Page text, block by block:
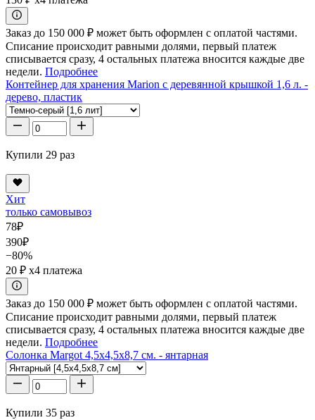
Заказ до 150 000 ₽ может быть оформлен с оплатой частями.
Списание происходит равными долями, первый платеж
списывается сразу, 4 остальных платежа вносится каждые две
недели. Подробнее
Контейнер для хранения Marion с деревянной крышкой 1,6 л. -
дерево, пластик
Купили 29 раз
Хит
только самовывоз
78₽
390₽
−80%
20 ₽ x4 платежа
Заказ до 150 000 ₽ может быть оформлен с оплатой частями.
Списание происходит равными долями, первый платеж
списывается сразу, 4 остальных платежа вносится каждые две
недели. Подробнее
Солонка Margot 4,5x4,5x8,7 см. - янтарная
Купили 35 раз